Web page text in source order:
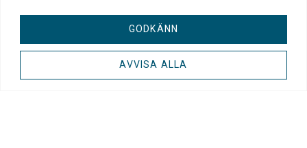
AVVISA ALLA
GODKÄNN
2024© SwedQ, Alla rättigheter förbehålls